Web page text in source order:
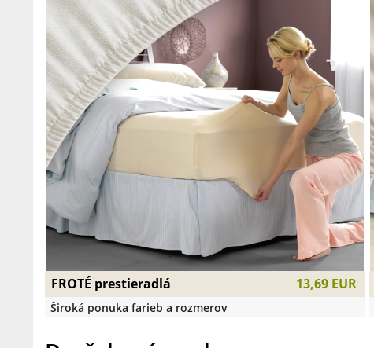
FROTÉ prestieradlá 13,69 EUR
Široká ponuka farieb a rozmerov